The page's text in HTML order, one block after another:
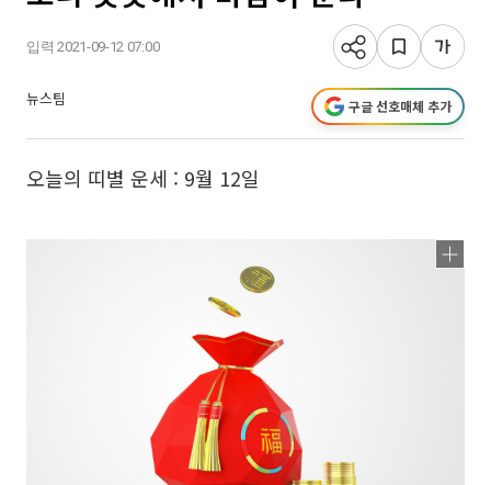
입력 2021-09-12 07:00
뉴스팀 구글 선호매체 추가
오늘의 띠별 운세 : 9월 12일